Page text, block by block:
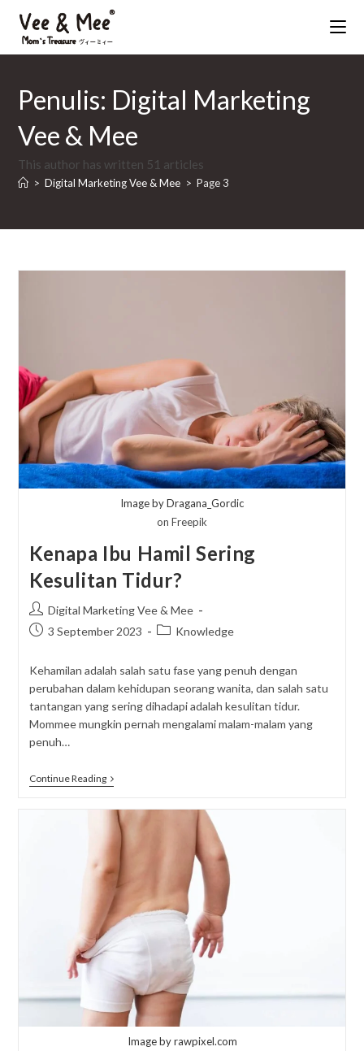
contentPenulis: Digital Marketing
Vee & Mee
This author has written 51 articles
> Digital Marketing Vee & Mee > Page 3
Image by Dragana_Gordic
on Freepik
Kenapa Ibu Hamil Sering
Kesulitan Tidur?
Post
author:
Digital Marketing Vee & Mee
Post3 September 2023
PostKnowledge
Kehamilan adalah salah satu fase yang penuh dengan
perubahan dalam kehidupan seorang wanita, dan salah satu
tantangan yang sering dihadapi adalah kesulitan tidur.
Mommee mungkin pernah mengalami malam-malam yang
penuh…
Continue ReadingKenapa
Ibu
Sering
Kesulitan
Tidur?
Image by rawpixel.com